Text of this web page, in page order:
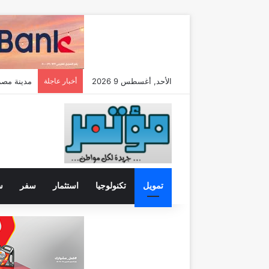
الأحد, أغسطس 9 2026 أخبار عاجلة مدحت عوض :
تمويل تكنولوجيا استثمار سفر